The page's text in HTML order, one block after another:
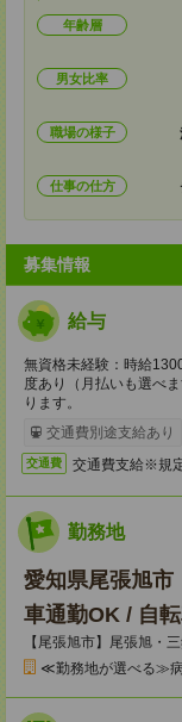
年齢層
男女比率
職場の様子
仕事の仕方
募集情報
給与
無資格未経験：時給
度あり（月払いも選べ
ります。
交通費別途支給あり
交通費 交通費支給※規
勤務地
愛知県尾張旭市
車通勤OK / 自
【尾張旭市】尾張旭・
≪勤務地が選べる≫病